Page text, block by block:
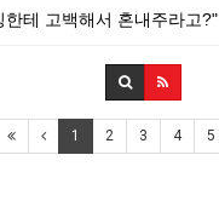
한테 고백해서 혼내주라고?"
1 2 3 4 5